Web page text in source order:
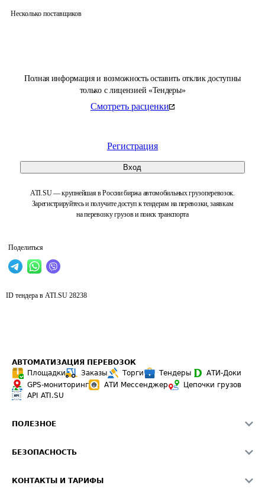
Полная информация и возможность оставить отклик доступны
только с лицензией «Тендеры»
Смотреть расценки
Регистрация
Вход
ATI.SU — крупнейшая в России биржа автомобильных грузоперевозок.
Зарегистрируйтесь и получите доступ к тендерам на перевозки, заявкам
на перевозку грузов и поиск транспорта
Поделиться
Несколько поставщиков
ID тендера в ATI.SU 28238
АВТОМАТИЗАЦИЯ ПЕРЕВОЗОК
Площадки
Заказы Торги Тендеры
АТИ-Доки
GPS-мониторинг
АТИ Мессенджер
Цепочки грузов
API ATI.SU
ПОЛЕЗНОЕ
Звезды ATI.SU на вашем сайте
БЕЗОПАСНОСТЬ
КОНТАКТЫ И ТАРИФЫ